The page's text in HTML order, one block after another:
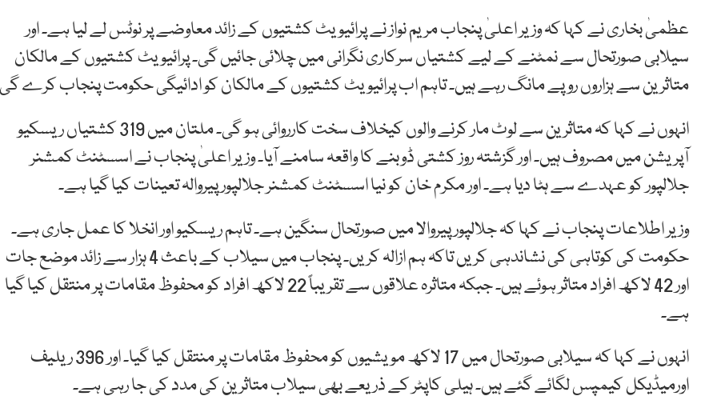
عظمیٰ بخاری نے کہا کہ وزیر اعلیٰ پنجاب مریم نواز نے پرائیویٹ کشتیوں کے زائد معاوضے پر نوٹس لے لیا ہے۔ اور
سیلابی صورتحال سے نمٹنے کے لیے کشتیاں سرکاری نگرانی میں چلائی جائیں گی۔ پرائیویٹ کشتیوں کے مالکان
متاثرین سے ہزاروں روپے مانگ رہے ہیں۔ تاہم اب پرائیویٹ کشتیوں کے مالکان کو ادائیگی حکومت پنجاب کرے
انہوں نے کہا کہ متاثرین سے لوٹ مار کرنے والوں کیخلاف سخت کارروائی ہو گی۔ ملتان میں 319 کشتیاں ریسکیو
آپریشن میں مصروف ہیں۔ اور گزشتہ روز کشتی ڈوبنے کا واقعہ سامنے آیا۔ وزیر اعلیٰ پنجاب نے اسسٹنٹ کمشنر
جلالپور کو عہدے سے ہٹا دیا ہے۔ اور مکرم خان کو نیا اسسٹنٹ کمشنر جلالپور پیروالہ تعینات کیا گیا ہے۔
وزیر اطلاعات پنجاب نے کہا کہ جلالپور پیروالا میں صورتحال سنگین ہے۔ تاہم ریسکیو اور انخلا کا عمل جاری ہے۔
حکومت کی کوتاہی کی نشاندہی کریں تاکہ ہم ازالہ کریں۔ پنجاب میں سیلاب کے باعث 4 ہزار سے زائد موضع جات
اور 42 لاکھ افراد متاثر ہوئے ہیں۔ جبکہ متاثرہ علاقوں سے تقریباً 22 لاکھ افراد کو محفوظ مقامات پر منتقل کیا گیا
ہے۔
انہوں نے کہا کہ سیلابی صورتحال میں 17 لاکھ مویشیوں کو محفوظ مقامات پر منتقل کیا گیا۔ اور 396 ریلیف
اورمیڈیکل کیمپس لگائے گئے ہیں۔ ہیلی کاپٹر کے ذریعے بھی سیلاب متاثرین کی مدد کی جا رہی ہے۔